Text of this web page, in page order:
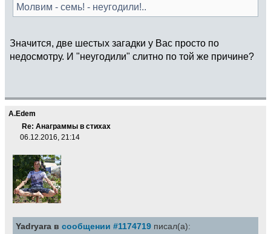
Молвим - семь! - неугодили!..
Значится, две шестых загадки у Вас просто по
недосмотру. И "неугодили" слитно по той же причине?
A.Edem
Re: Анаграммы в стихах
06.12.2016, 21:14
Yadryara в сообщении #1174719 писал(а):